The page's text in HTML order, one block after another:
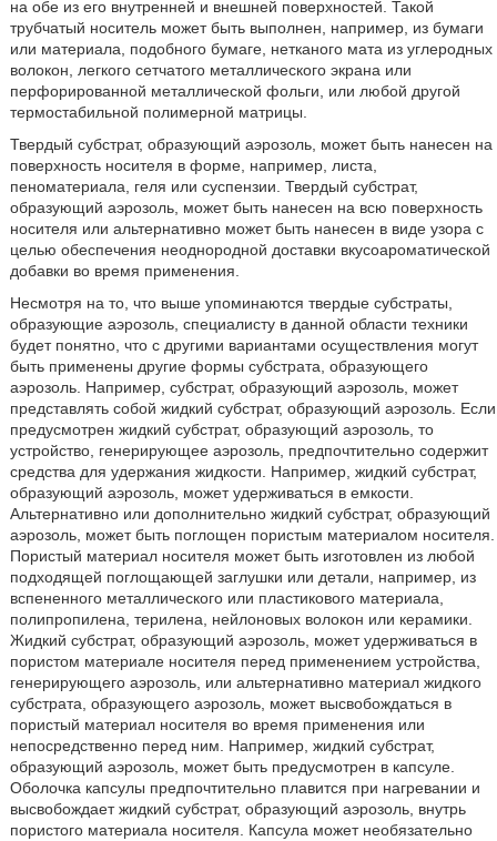
на обе из его внутренней и внешней поверхностей. Такой
трубчатый носитель может быть выполнен, например, из бумаги
или материала, подобного бумаге, нетканого мата из углеродных
волокон, легкого сетчатого металлического экрана или
перфорированной металлической фольги, или любой другой
термостабильной полимерной матрицы.
Твердый субстрат, образующий аэрозоль, может быть нанесен на
поверхность носителя в форме, например, листа,
пеноматериала, геля или суспензии. Твердый субстрат,
образующий аэрозоль, может быть нанесен на всю поверхность
носителя или альтернативно может быть нанесен в виде узора с
целью обеспечения неоднородной доставки вкусоароматической
добавки во время применения.
Несмотря на то, что выше упоминаются твердые субстраты,
образующие аэрозоль, специалисту в данной области техники
будет понятно, что с другими вариантами осуществления могут
быть применены другие формы субстрата, образующего
аэрозоль. Например, субстрат, образующий аэрозоль, может
представлять собой жидкий субстрат, образующий аэрозоль. Если
предусмотрен жидкий субстрат, образующий аэрозоль, то
устройство, генерирующее аэрозоль, предпочтительно содержит
средства для удержания жидкости. Например, жидкий субстрат,
образующий аэрозоль, может удерживаться в емкости.
Альтернативно или дополнительно жидкий субстрат, образующий
аэрозоль, может быть поглощен пористым материалом носителя.
Пористый материал носителя может быть изготовлен из любой
подходящей поглощающей заглушки или детали, например, из
вспененного металлического или пластикового материала,
полипропилена, терилена, нейлоновых волокон или керамики.
Жидкий субстрат, образующий аэрозоль, может удерживаться в
пористом материале носителя перед применением устройства,
генерирующего аэрозоль, или альтернативно материал жидкого
субстрата, образующего аэрозоль, может высвобождаться в
пористый материал носителя во время применения или
непосредственно перед ним. Например, жидкий субстрат,
образующий аэрозоль, может быть предусмотрен в капсуле.
Оболочка капсулы предпочтительно плавится при нагревании и
высвобождает жидкий субстрат, образующий аэрозоль, внутрь
пористого материала носителя. Капсула может необязательно